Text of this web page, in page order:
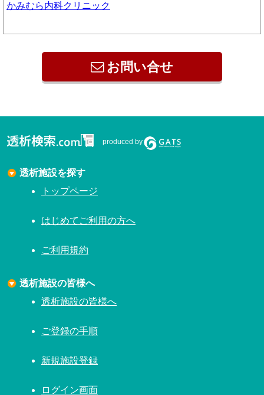
かみむら内科クリニック
お問い合せ
produced by
透析施設を探す
トップページ
はじめてご利用の方へ
ご利用規約
透析施設の皆様へ
透析施設の皆様へ
ご登録の手順
新規施設登録
ログイン画面